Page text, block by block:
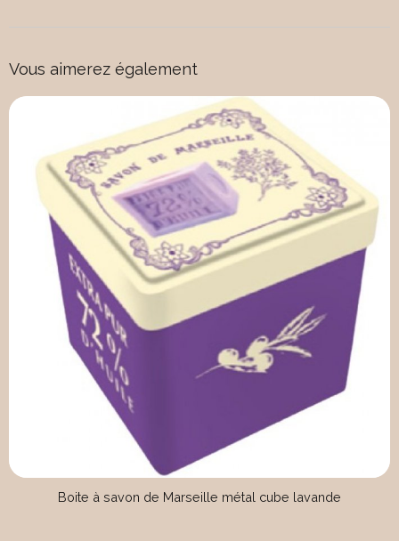
Vous aimerez également
Boite à savon de Marseille métal cube lavande